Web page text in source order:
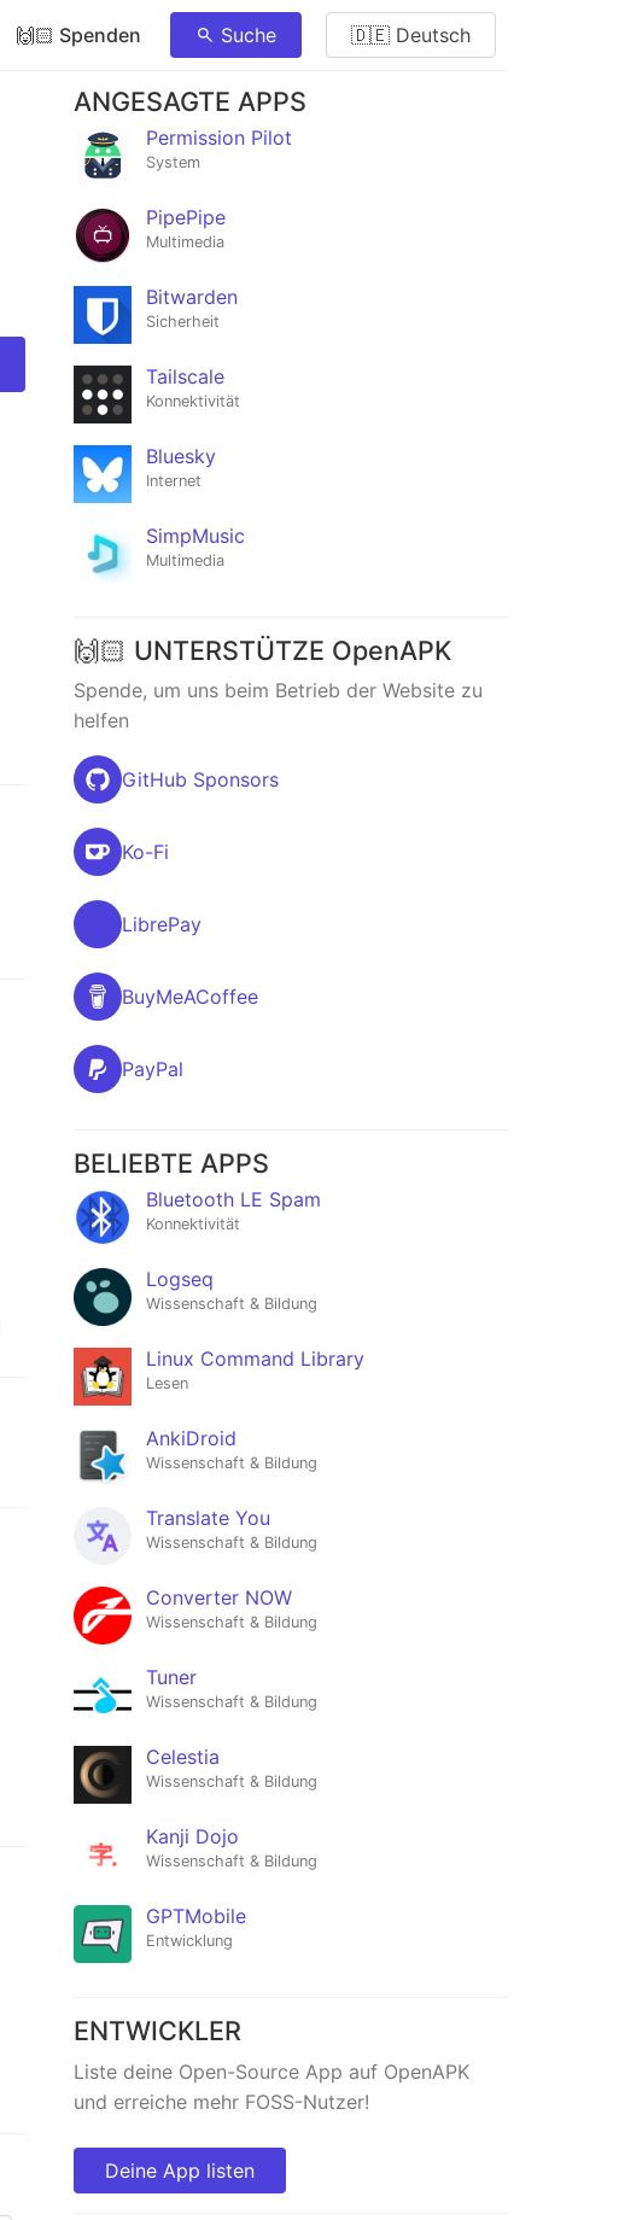
🙌🏻 Spenden Suche 🇩🇪 Deutsch
ANGESAGTE APPS
Permission Pilot
System
PipePipe
Multimedia
Bitwarden
Sicherheit
Tailscale
Konnektivität
Bluesky
Internet
SimpMusic
Multimedia
🙌🏻 UNTERSTÜTZE OpenAPK
Spende, um uns beim Betrieb der Website zu
helfen
GitHub Sponsors
Ko-Fi
LibrePay
BuyMeACoffee
PayPal
BELIEBTE APPS
Bluetooth LE Spam
Konnektivität
Logseq
Wissenschaft & Bildung
Linux Command Library
Lesen
AnkiDroid
Wissenschaft & Bildung
Translate You
Wissenschaft & Bildung
Converter NOW
Wissenschaft & Bildung
Tuner
Wissenschaft & Bildung
Celestia
Wissenschaft & Bildung
Kanji Dojo
Wissenschaft & Bildung
GPTMobile
Entwicklung
ENTWICKLER
Liste deine Open-Source App auf OpenAPK
und erreiche mehr FOSS-Nutzer!
Deine App listen